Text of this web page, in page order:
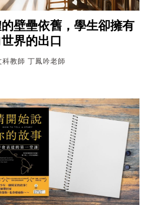
壁壘依舊，學生卻擁有
界的出口
科教師 丁鳳吟老師